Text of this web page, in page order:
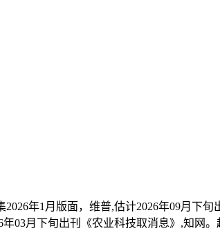
年1月版面，维普,估计2026年09月下旬
03月下旬出刊《农业科技取消息》,知网